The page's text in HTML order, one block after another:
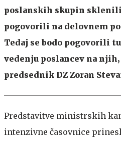
poslanskih skupin sklenili,
pogovorili na delovnem
Tedaj se bodo pogovorili
vedenju poslancev na njih,
predsednik DZ Zoran
Predstavitve ministrskih
intenzivne časovnice